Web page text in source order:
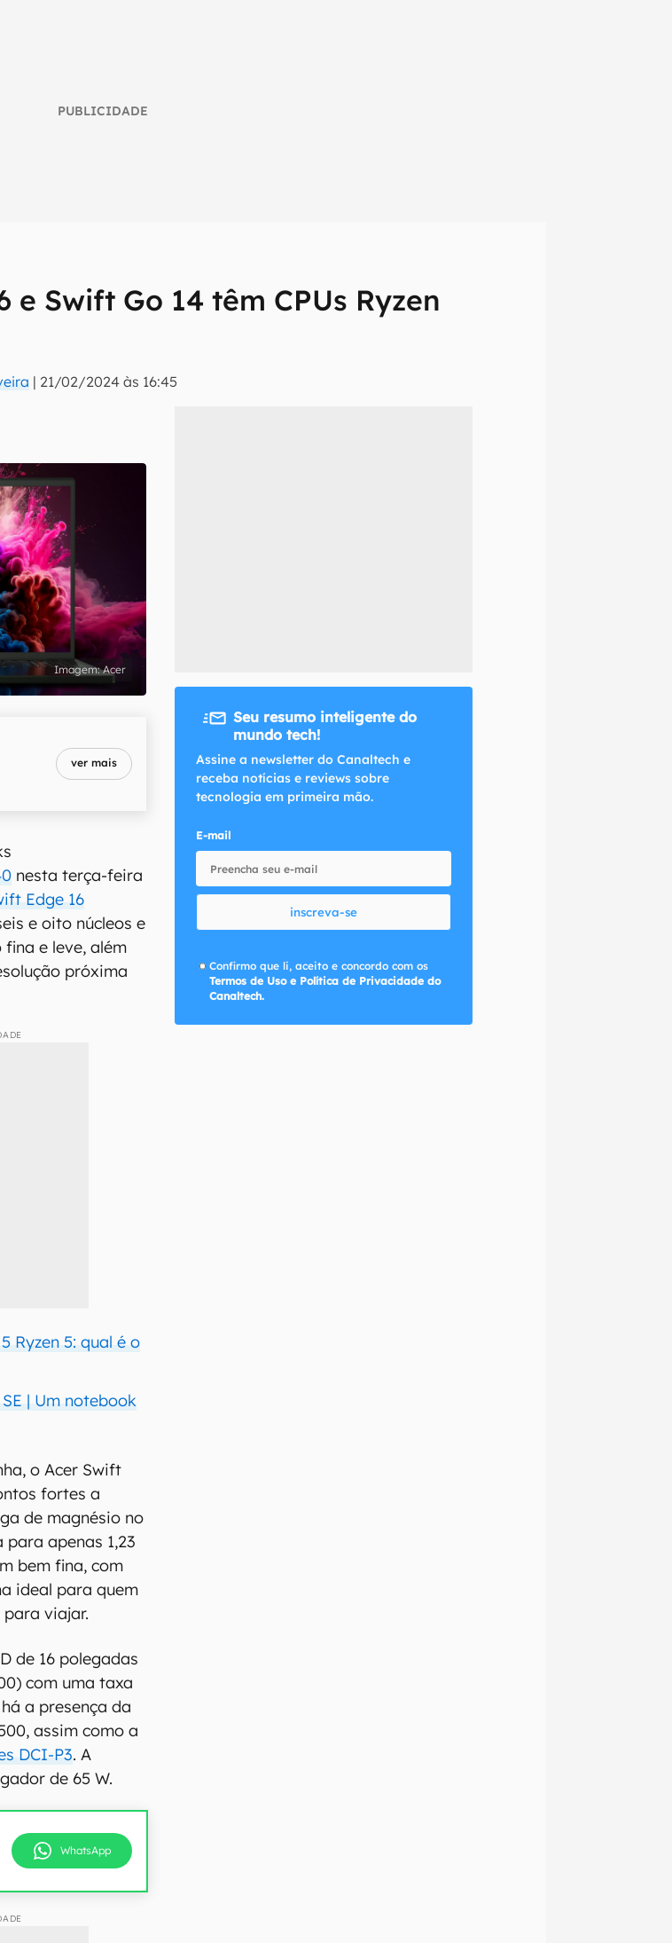
PUBLICIDADE
e Swift Go 14 têm CPUs Ryzen
| 21/02/2024 às 16:45
tech!
notícias e reviews sobre tecnologia em primeira
inscreva-se
os Termos de Uso e Política de Privacidade do Canaltech.
Acer
ver mais
nesta terça-feira
Edge 16
e oito núcleos e
e leve, além
próxima
Ryzen 5: qual é o
| Um notebook
o Acer Swift
fortes a
de magnésio no
para apenas 1,23
bem fina, com
ideal para quem
viajar.
de 16 polegadas
com uma taxa
a presença da
assim como a
DCI-P3. A
de 65 W.
WhatsApp
Seu resumo inteligente do
mundo tech!
Assine a newsletter do Canaltech e
receba notícias e reviews sobre
tecnologia em primeira mão.
E-mail
inscreva-se
Confirmo que li, aceito e concordo com os
Termos de Uso e Política de Privacidade do
Canaltech.